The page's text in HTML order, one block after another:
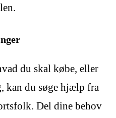
du skal købe, eller
kan du søge hjælp fra
Del dine behov